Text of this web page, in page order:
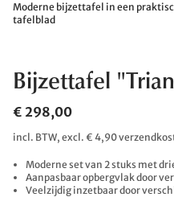
Moderne bijzettafel in een
tafelblad
Bijzettafel
€ 298,00
incl. BTW, excl. € 4,90
Moderne set van 2 stuks met
Aanpasbaar opbergvlak door
Veelzijdig inzetbaar door